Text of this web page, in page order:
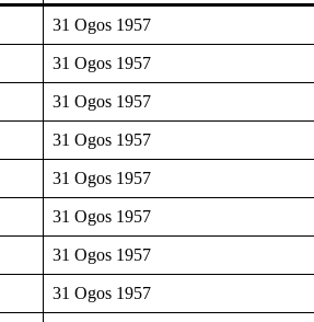
31 Ogos 1957
31 Ogos 1957
31 Ogos 1957
31 Ogos 1957
31 Ogos 1957
31 Ogos 1957
31 Ogos 1957
31 Ogos 1957